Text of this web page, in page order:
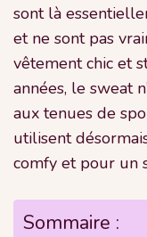
sont là
et ne sont pas
vêtement chic et
années, le sweat
aux tenues de
utilisent
comfy et pour un
Sommaire :